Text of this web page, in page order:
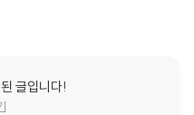
공인 펭귄은 동물원이나 수족
만 살고 있는 야생 동물로, 지구
하나이다. 지구 온난화 때문에
글입니다!